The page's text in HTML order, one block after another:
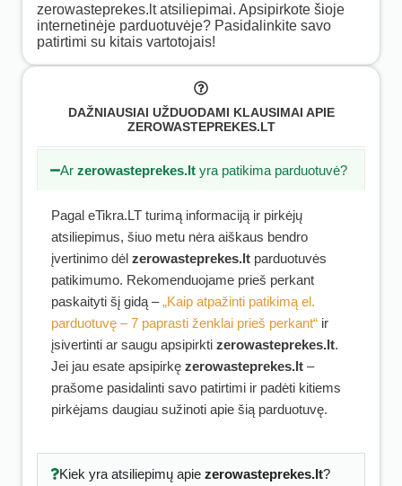
zerowasteprekes.lt atsiliepimai. Apsipirkote šioje
internetinėje parduotuvėje? Pasidalinkite savo
patirtimi su kitais vartotojais!
DAŽNIAUSIAI UŽDUODAMI KLAUSIMAI APIE
ZEROWASTEPREKES.LT
Arzerowasteprekes.lt yra patikima parduotuvė?
Pagal eTikra.LT turimą informaciją ir pirkėjų
atsiliepimus, šiuo metu nėra aiškaus bendro
įvertinimo dėl zerowasteprekes.lt parduotuvės
patikimumo. Rekomenduojame prieš perkant
paskaityti šį gidą –„Kaip atpažinti patikimą el.
parduotuvę – 7 paprasti ženklai prieš perkant“ ir
įsivertinti ar saugu apsipirkti zerowasteprekes.lt.
Jei jau esate apsipirkę zerowasteprekes.lt –
prašome pasidalinti savo patirtimi ir padėti kitiems
pirkėjams daugiau sužinoti apie šią parduotuvę.
Kiek yra atsiliepimų apie zerowasteprekes.lt?